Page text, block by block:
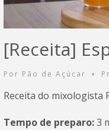
[Receita]
Por Pão de Açúcar •
Receita do mixologista
Tempo de preparo:3